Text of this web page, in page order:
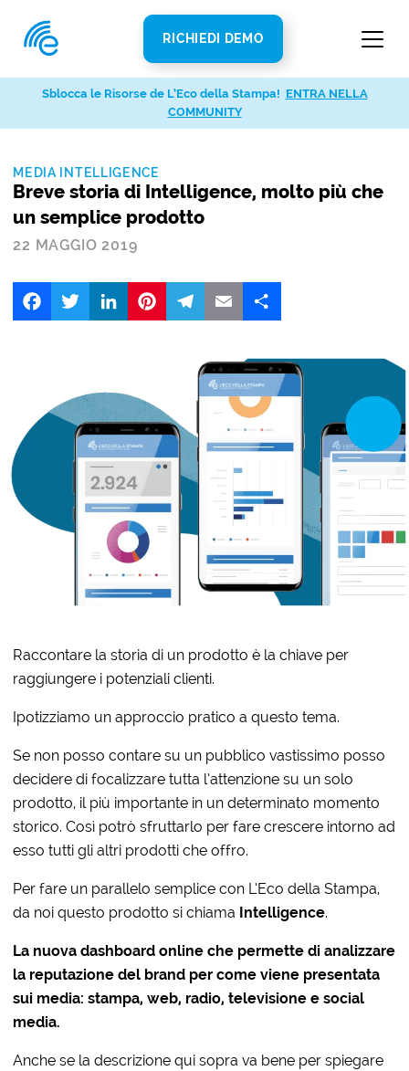
RICHIEDI DEMO
MEDIA INTELLIGENCE
Breve storia di Intelligence, molto più che
un semplice prodotto
22 MAGGIO 2019
FacebookTwitter LinkedIn
Raccontare la storia di un prodotto è la chiave per
raggiungere i potenziali clienti.
Ipotizziamo un approccio pratico a questo tema.
Se non posso contare su un pubblico vastissimo posso
decidere di focalizzare tutta l’attenzione su un solo
prodotto, il più importante in un determinato momento
storico. Così potrò sfruttarlo per fare crescere intorno ad
esso tutti gli altri prodotti che offro.
Per fare un parallelo semplice con L’Eco della Stampa,
da noi questo prodotto si chiama Intelligence.
La nuova dashboard online che permette di analizzare
la reputazione del brand per come viene presentata
sui media: stampa, web, radio, televisione e social
media.
Anche se la descrizione qui sopra va bene per spiegare
Sblocca le Risorse de L’Eco della Stampa! ENTRA NELLA
COMMUNITY